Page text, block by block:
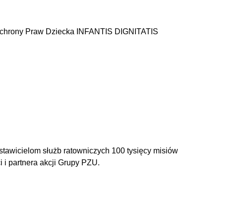
Praw Dziecka INFANTIS DIGNITATIS
służb ratowniczych 100 tysięcy misiów
i partnera akcji Grupy PZU.